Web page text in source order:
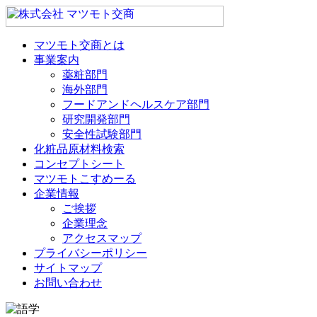
マツモト交商とは
事業案内
薬粧部門
海外部門
フードアンドヘルスケア部門
研究開発部門
安全性試験部門
化粧品原材料検索
コンセプトシート
マツモトこすめーる
企業情報
ご挨拶
企業理念
アクセスマップ
プライバシーポリシー
サイトマップ
お問い合わせ